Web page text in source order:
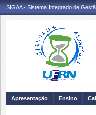
SIGAA - Sistema Integrado de
Apresentação Ensino